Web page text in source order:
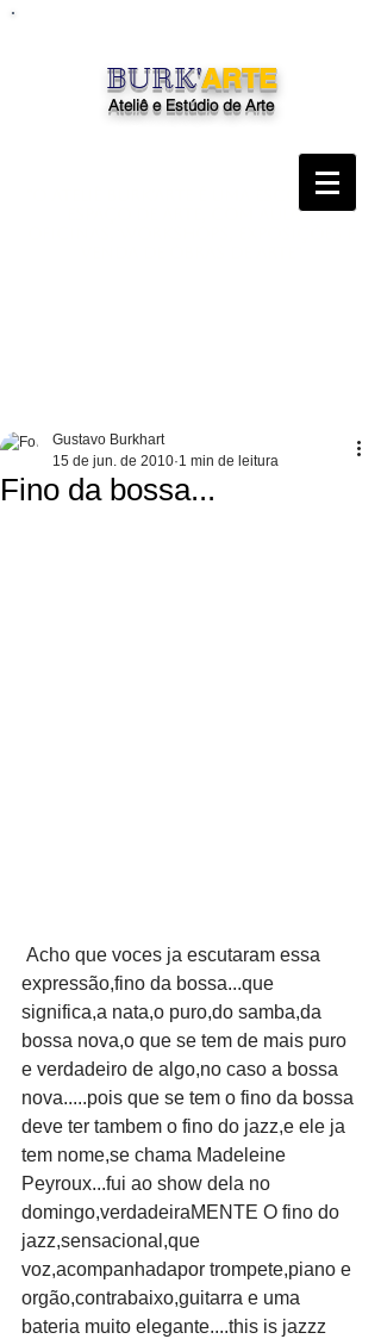
"O Ateliê Burk'Arte é uma escola, um
espaço de arte, com aulas,
BURK'ARTE
Ateliê e Estúdio de Arte
Fino da bossa...
Gustavo Burkhart
15 de jun. de 2010 1 min de leitura
expressão,fino da bossa...que
significa,a nata,o puro,do samba,da
bossa nova,o que se tem de mais puro
e verdadeiro de algo,no caso a bossa
nova.....pois que se tem o fino da bossa
deve ter tambem o fino do jazz,e ele ja
tem nome,se chama Madeleine
Peyroux...fui ao show dela no
domingo,verdadeiraMENTE O fino do
jazz,sensacional,que
voz,acompanhadapor trompete,piano e
orgão,contrabaixo,guitarra e uma
bateria muito elegante....this is jazzz